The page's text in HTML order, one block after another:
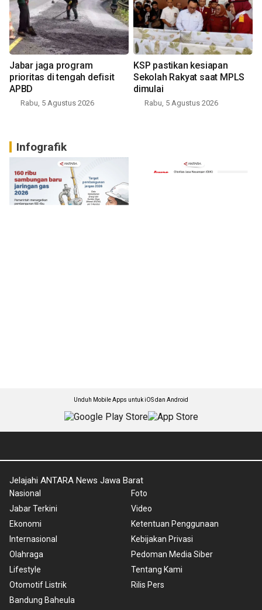
Jabar jaga program
prioritas di tengah defisit
APBD
Rabu, 5 Agustus 2026
KSP pastikan kesiapan
Sekolah Rakyat saat MPLS
dimulai
Rabu, 5 Agustus 2026
Infografik
Unduh Mobile Apps untuk iOS dan Android
Jelajahi ANTARA News Jawa Barat
Nasional
Jabar Terkini
Ekonomi
Internasional
Olahraga
Lifestyle
Otomotif Listrik
Bandung Baheula
Foto
Video
Ketentuan Penggunaan
Kebijakan Privasi
Pedoman Media Siber
Tentang Kami
Rilis Pers